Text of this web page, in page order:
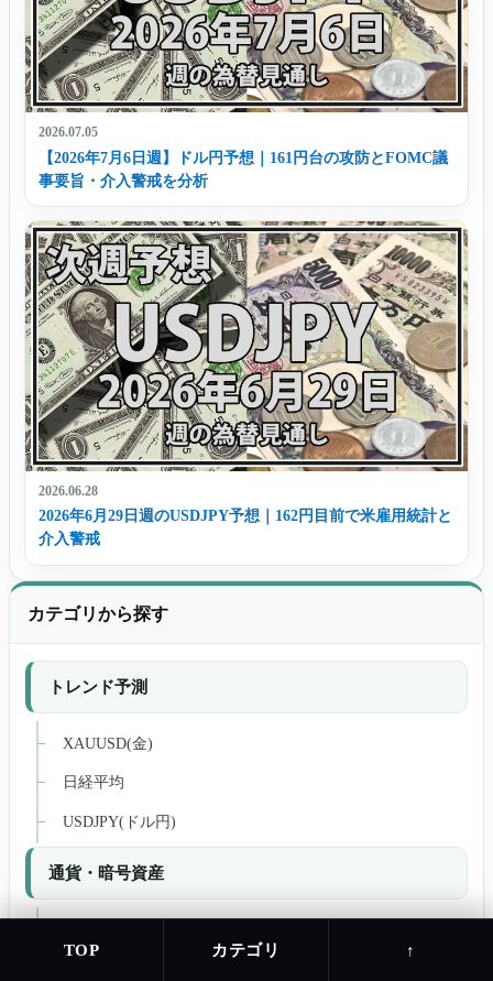
TOP カテゴリ ↑
2026.07.05
【2026年7月6日週】ドル円予想｜161円台の攻防とFOMC議
事要旨・介入警戒を分析
2026.06.28
2026年6月29日週のUSDJPY予想｜162円目前で米雇用統計と
介入警戒
カテゴリから探す
トレンド予測
XAUUSD(金)
日経平均
USDJPY(ドル円)
通貨・暗号資産